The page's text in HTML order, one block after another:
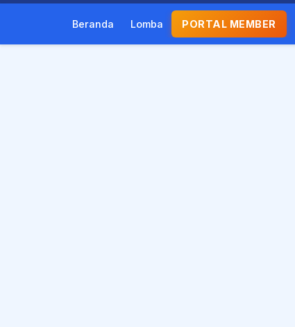
Beranda Lomba PORTAL MEMBER